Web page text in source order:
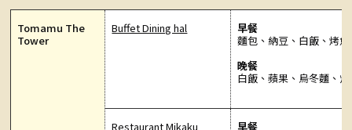
Tomamu The
Tower
Buffet Dining hal
早餐
麵包、納豆、白飯、烤
晚餐
白飯、蘋果、烏冬麵、
Restaurant Mikaku 早餐